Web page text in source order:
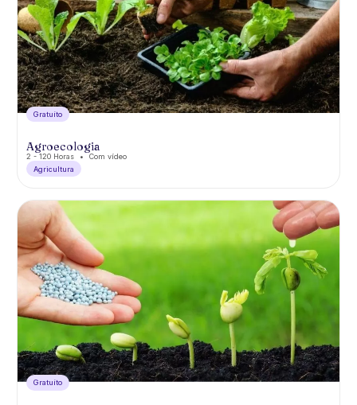
Gratuíto
Agroecologia
2 - 120 Horas
Com vídeo
Agricultura
Gratuíto